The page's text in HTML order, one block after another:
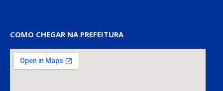
COMO CHEGAR NA PREFEITURA